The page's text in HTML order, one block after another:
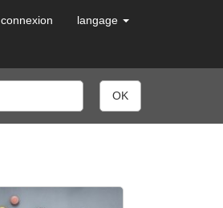
connexion langage